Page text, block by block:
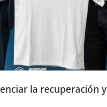
la recuperación